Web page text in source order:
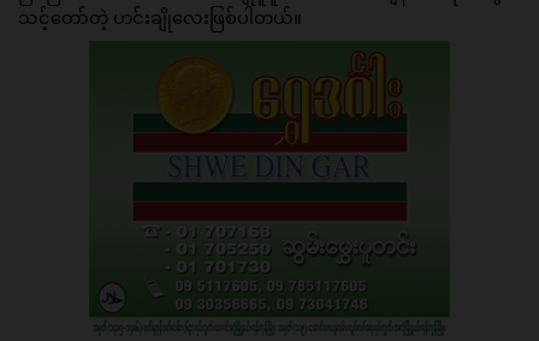
သင့်တော်တဲ့ ဟင်းချိုလေးဖြစ်ပါတယ်။